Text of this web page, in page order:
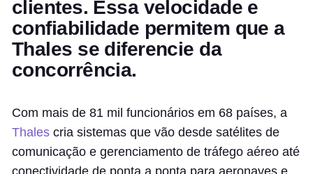
clientes. Essa velocidade e
confiabilidade permitem que a
Thales se diferencie da
concorrência.
Com mais de 81 mil funcionários em 68 países, a
Thales cria sistemas que vão desde satélites de
comunicação e gerenciamento de tráfego aéreo até
conectividade de ponta a ponta para aeronaves e